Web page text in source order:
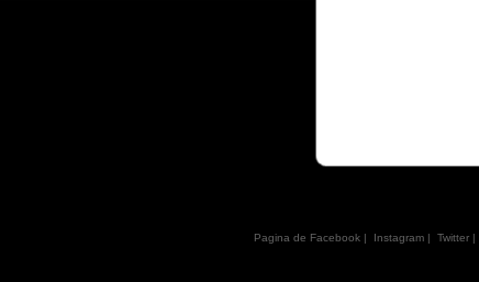
Pagina de Facebook| Instagram| Twitter|